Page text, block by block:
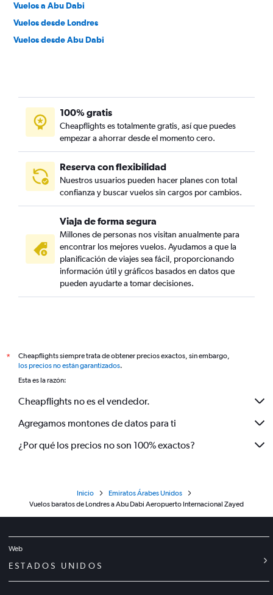
Vuelos a Abu Dabi
Vuelos desde Londres
Vuelos desde Abu Dabi
100% gratis
Cheapflights es totalmente gratis, así que puedes
empezar a ahorrar desde el momento cero.
Reserva con flexibilidad
Nuestros usuarios pueden hacer planes con total
confianza y buscar vuelos sin cargos por cambios.
Viaja de forma segura
Millones de personas nos visitan anualmente para
encontrar los mejores vuelos. Ayudamos a que la
planificación de viajes sea fácil, proporcionando
información útil y gráficos basados en datos que
pueden ayudarte a tomar decisiones.
*
Cheapflights siempre trata de obtener precios exactos, sin embargo,
los precios no están garantizados.
Esta es la razón:
Cheapflights no es el vendedor.
Agregamos montones de datos para ti
¿Por qué los precios no son 100% exactos?
Inicio
Emiratos Árabes Unidos
Vuelos baratos de Londres a Abu Dabi Aeropuerto Internacional Zayed
Web
ESTADOS UNIDOS